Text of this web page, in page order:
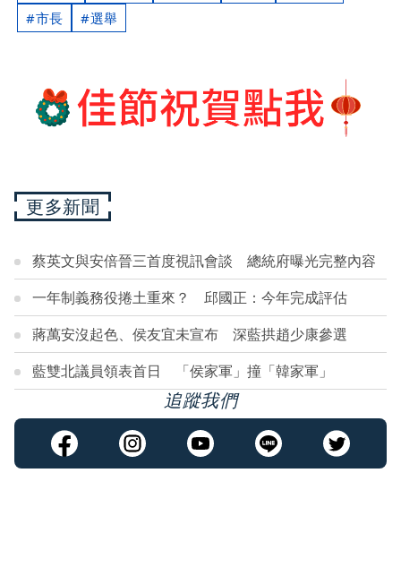
市長
選舉
更多新聞
蔡英文與安倍晉三首度視訊會談 總統府曝光完整內容
一年制義務役捲土重來？ 邱國正：今年完成評估
蔣萬安沒起色、侯友宜未宣布 深藍拱趙少康參選
藍雙北議員領表首日 「侯家軍」撞「韓家軍」
追蹤我們